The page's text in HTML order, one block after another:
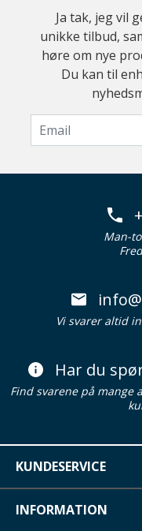
Ja tak, jeg vil
unikke tilbud,
høre om nye
Du kan til
Man-
Vi svarer altid
Har du
Find svarene på mange
KUNDESERVICE
INFORMATION